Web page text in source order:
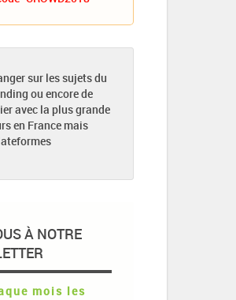
sur les sujets du
ou encore de
avec la plus grande
en France mais
À NOTRE
mois les